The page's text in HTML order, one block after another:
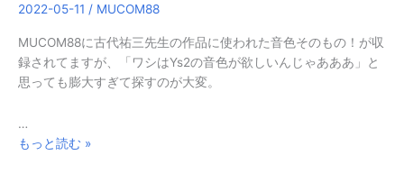
2022-05-11 / MUCOM88
MUCOM88に古代祐三先生の作品に使われた音色そのもの！が収
録されてますが、「ワシはYs2の音色が欲しいんじゃあああ」と
思っても膨大すぎて探すのが大変。
…
MUCOM88
もっと読む »